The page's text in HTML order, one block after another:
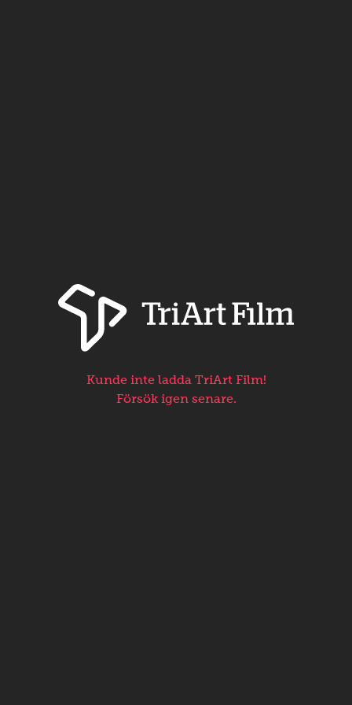
Kunde inte ladda TriArt Film!
Försök igen senare.